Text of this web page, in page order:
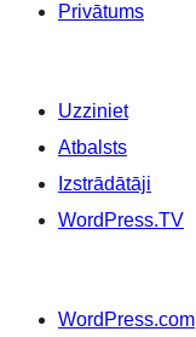
Privātums
Uzziniet
Atbalsts
Izstrādātāji
WordPress.TV
WordPress.com